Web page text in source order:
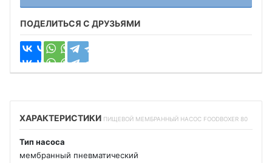
ПОДЕЛИТЬСЯ С ДРУЗЬЯМИ
ХАРАКТЕРИСТИКИ ПИЩЕВОЙ МЕМБРАННЫЙ НАСОС FOODBOXER 80
Тип насоса
мембранный пневматический